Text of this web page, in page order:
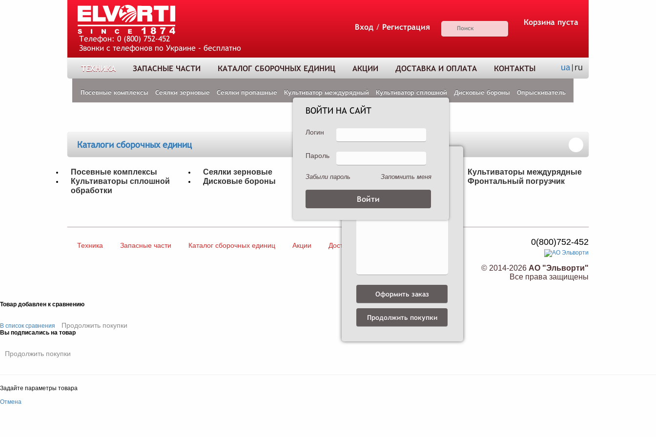
Телефон: 0 (800) 752-452
Звонки с телефонов по Украине - бесплатно
Вход / Регистрация
Корзина пуста
ТЕХНИКА ЗАПАСНЫЕ ЧАСТИ КАТАЛОГ СБОРОЧНЫХ ЕДИНИЦ АКЦИИ ДОСТАВКА И ОПЛАТА КОНТАКТЫ ua|ru
Посевные комплексы Сеялки зерновые Сеялки пропашные Культиватор междурядный Культиватор сплошной Дисковые бороны Опрыскиватель
Каталоги сборочных единиц
Посевные комплексы Сеялки зерновые
Культиваторы междурядные
Культиваторы сплошной
обработки
Дисковые бороны Опрыскиватели Фронтальный погрузчик
Техника Запасные части Каталог сборочных единиц Акции Доставка и оплата 0(800)752-452
© 2014-2026 АО "Эльворти"
Все права защищены
Товар добавлен к сравнению
В список сравнения Продолжить покупки
Оформить заказ
Продолжить покупки
Вы подписались на товар
Продолжить покупки
Задайте параметры товара
Отмена
ВОЙТИ НА САЙТ
Логин
Пароль
Забыли пароль Запомнить меня